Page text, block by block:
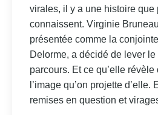
virales, il y a une histoire que
connaissent. Virginie
présentée comme la
Delorme, a décidé de lever
parcours. Et ce qu’elle
l’image qu’on projette d’elle.
remises en question et